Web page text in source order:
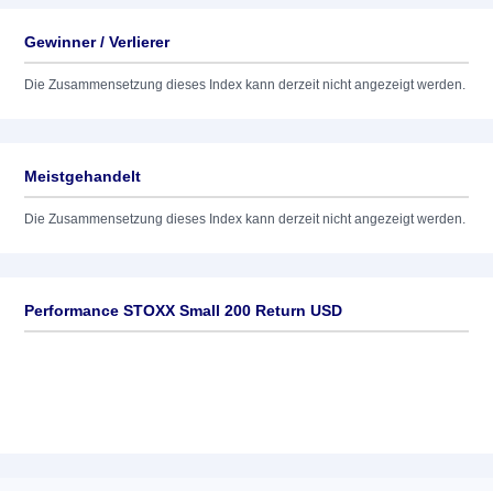
Gewinner / Verlierer
Die Zusammensetzung dieses Index kann derzeit nicht angezeigt werden.
Meistgehandelt
Die Zusammensetzung dieses Index kann derzeit nicht angezeigt werden.
Performance STOXX Small 200 Return USD